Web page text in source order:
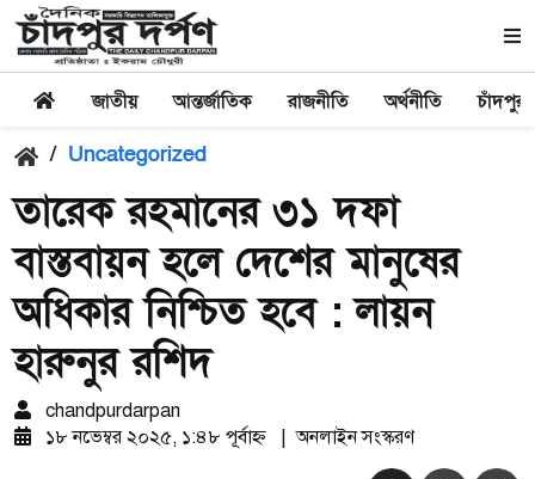
জাতীয় আন্তর্জাতিক রাজনীতি অর্থনীতি চাঁদপুর
/ Uncategorized
তারেক রহমানের ৩১ দফা
বাস্তবায়ন হলে দেশের মানুষের
অধিকার নিশ্চিত হবে : লায়ন
হারুনুর রশিদ
chandpurdarpan
১৮ নভেম্বর ২০২৫, ১:৪৮ পূর্বাহ্ন
অনলাইন সংস্করণ